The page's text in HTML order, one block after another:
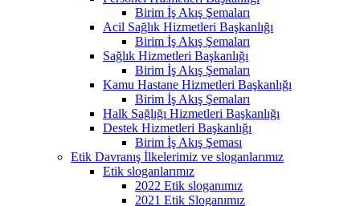
Birim İş Akış Şemaları
Acil Sağlık Hizmetleri Başkanlığı
Birim İş Akış Şemaları
Sağlık Hizmetleri Başkanlığı
Birim İş Akış Şemaları
Kamu Hastane Hizmetleri Başkanlığı
Birim İş Akış Şemaları
Halk Sağlığı Hizmetleri Başkanlığı
Destek Hizmetleri Başkanlığı
Birim İş Akış Şeması
Etik Davranış İlkelerimiz ve sloganlarımız
Etik sloganlarımız
2022 Etik sloganımız
2021 Etik Sloganımız